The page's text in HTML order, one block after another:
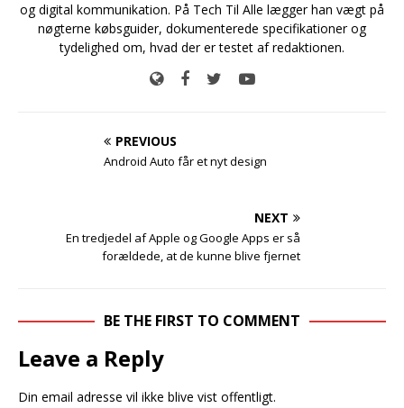
og digital kommunikation. På Tech Til Alle lægger han vægt på
nøgterne købsguider, dokumenterede specifikationer og
tydelighed om, hvad der er testet af redaktionen.
PREVIOUS
Android Auto får et nyt design
NEXT
En tredjedel af Apple og Google Apps er så
forældede, at de kunne blive fjernet
BE THE FIRST TO COMMENT
Leave a Reply
Din email adresse vil ikke blive vist offentligt.